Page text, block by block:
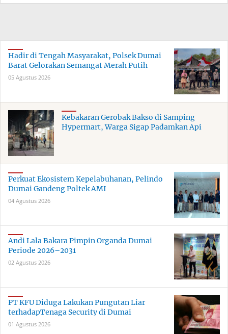
Hadir di Tengah Masyarakat, Polsek Dumai
Barat Gelorakan Semangat Merah Putih
05 Agustus 2026
Kebakaran Gerobak Bakso di Samping
Hypermart, Warga Sigap Padamkan Api
Perkuat Ekosistem Kepelabuhanan, Pelindo
Dumai Gandeng Poltek AMI
04 Agustus 2026
Andi Lala Bakara Pimpin Organda Dumai
Periode 2026–2031
02 Agustus 2026
PT KFU Diduga Lakukan Pungutan Liar
terhadapTenaga Security di Dumai
01 Agustus 2026